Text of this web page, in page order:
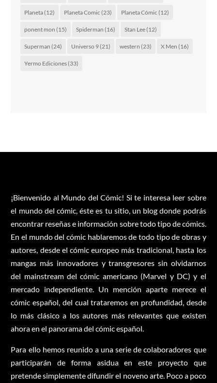
Planeta(12) Planeta Comic (23) Planeta Cómic (12)
ponent mon (15) Spiderman (16) Stan Lee(12)
Superman (24) Universo 9(21) western (23) X Men (16)
Yermo Ediciones(33)
¡Bienvenido al Mundo del Cómic! Si te interesa leer sobre
el mundo del cómic, éste es tu sitio, un blog donde podrás
encontrar reseñas e información sobre todo tipo de cómics.
En el mundo del cómic hablaremos de todo tipo de obras y
autores, desde el cómic europeo más tradicional, hasta los
mangas más innovadores y transgresores sin olvidarnos
del mainstream del cómic americano (Marvel y DC) y el
mercado independiente. Un mención aparte merece el
cómic español, del cual trataremos en profundidad, desde
lo más clásico a los autores más relevantes que existen
ahora en el panorama del cómic español.
Para ello hemos reunido a una serie de colaboradores que
participarán de forma asidua en este proyecto que
pretende simplemente difundir el noveno arte. Poco a poco